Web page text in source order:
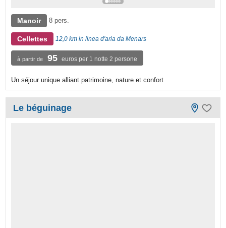
Manoir 8 pers.
Cellettes 12,0 km in linea d'aria da Menars
à partir de 95 euros per 1 notte 2 persone
Un séjour unique alliant patrimoine, nature et confort
Le béguinage